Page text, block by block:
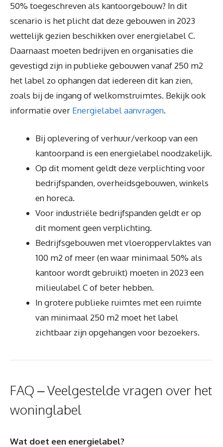
50% toegeschreven als kantoorgebouw? In dit
scenario is het plicht dat deze gebouwen in 2023
wettelijk gezien beschikken over energielabel C.
Daarnaast moeten bedrijven en organisaties die
gevestigd zijn in publieke gebouwen vanaf 250 m2
het label zo ophangen dat iedereen dit kan zien,
zoals bij de ingang of welkomstruimtes. Bekijk ook
informatie over Energielabel aanvragen.
Bij oplevering of verhuur/verkoop van een
kantoorpand is een energielabel noodzakelijk.
Op dit moment geldt deze verplichting voor
bedrijfspanden, overheidsgebouwen, winkels
en horeca.
Voor industriële bedrijfspanden geldt er op
dit moment geen verplichting.
Bedrijfsgebouwen met vloeroppervlaktes van
100 m2 of meer (en waar minimaal 50% als
kantoor wordt gebruikt) moeten in 2023 een
milieulabel C of beter hebben.
In grotere publieke ruimtes met een ruimte
van minimaal 250 m2 moet het label
zichtbaar zijn opgehangen voor bezoekers.
FAQ – Veelgestelde vragen over het
woninglabel
Wat doet een energielabel?